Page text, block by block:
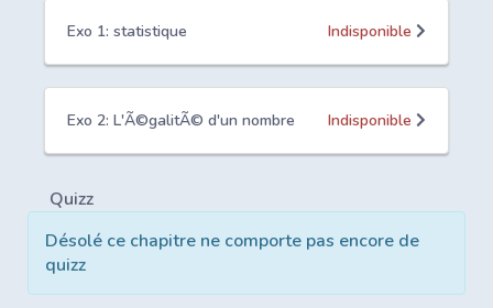
Exo 1: statistique Indisponible
Exo 2: L'Ã©galitÃ© d'un nombre Indisponible
Quizz
Désolé ce chapitre ne comporte pas encore de
quizz